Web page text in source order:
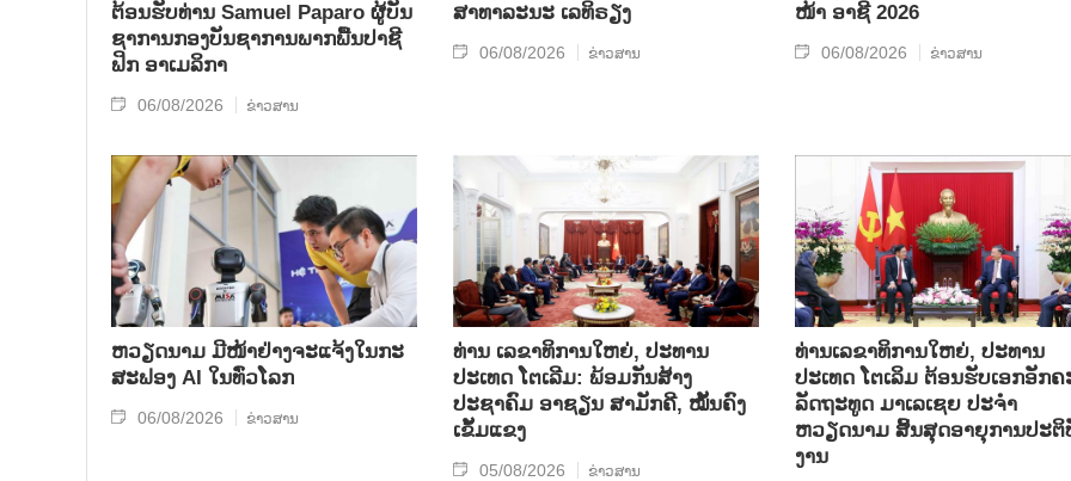
ຕ້ອນ​ຮັບ​ທ່ານ Samuel Paparo ຜູ້​ບັນ​
ຊາ​ການກອງ​ບັນ​ຊາ​ການພາກ​ພື້ນ​ປາ​ຊີ​
ຟິກ ອາ​ເມ​ລິ​ກາ
06/08/2026 ຂ່າວສານ
ສາ​ທາ​ລະ​ນະ ເລ​ທິ​ຣຽງ
06/08/2026 ຂ່າວສານ
ໜ້າ ອາຊີ 2026
06/08/2026 ຂ່າວສານ
ຫວຽດນາມ ມີໜ້າຢ່າງຈະແຈ້ງໃນກະ
ສະຟອງ AI ໃນທົ່ວໂລກ
06/08/2026 ຂ່າວສານ
ທ່ານ ເລຂາທິການໃຫຍ່, ປະທານ
ປະເທດ ໂຕເລີມ: ພ້ອມກັນສ້າງ
ປະຊາຄົມ ອາຊຽນ ສາມັກຄີ, ໝັ້ນຄົງ
ເຂັ້ມແຂງ
05/08/2026 ຂ່າວສານ
ທ່ານເລຂາທິການໃຫຍ່, ປະທານ
ປະເທດ ໂຕເລິມ ຕ້ອນຮັບເອກອັກຄ
ລັດຖະທູດ ມາເລເຊຍ ປະຈຳ
ຫວຽດນາມ ສິ້ນສຸດອາຍຸການປະຕິ
ງານ